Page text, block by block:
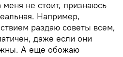
меня не стоит, признаюсь
Например,
раздаю советы всем,
даже если они
А еще обожаю